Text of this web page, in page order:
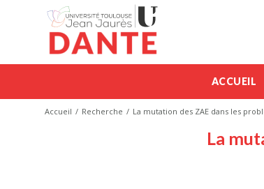
ACCUEIL
Accueil Recherche La mutation des ZAE dans les
La